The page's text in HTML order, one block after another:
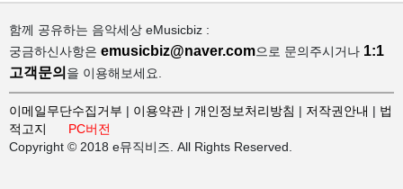
함께 공유하는 음악세상 eMusicbiz :
궁금하신사항은 emusicbiz@naver.com으로 문의주시거나 1:1
고객문의 을 이용해보세요.
이메일무단수집거부 이용약관 개인정보처리방침 저작권안내
법
적고지
PC버전
Copyright © 2018 e뮤직비즈. All Rights Reserved.